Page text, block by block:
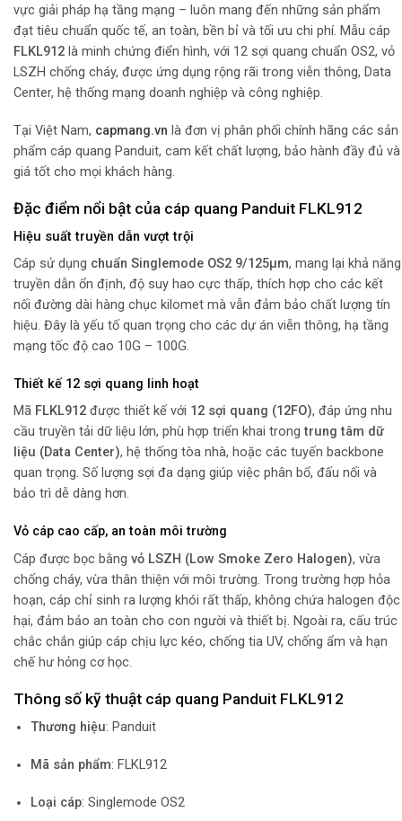
vực giải pháp hạ tầng mạng – luôn mang đến những sản phẩm
đạt tiêu chuẩn quốc tế, an toàn, bền bỉ và tối ưu chi phí. Mẫu cáp
FLKL912 là minh chứng điển hình, với 12 sợi quang chuẩn OS2, vỏ
LSZH chống cháy, được ứng dụng rộng rãi trong viễn thông, Data
Center, hệ thống mạng doanh nghiệp và công nghiệp.
Tại Việt Nam, capmang.vn là đơn vị phân phối chính hãng các sản
phẩm cáp quang Panduit, cam kết chất lượng, bảo hành đầy đủ và
giá tốt cho mọi khách hàng.
Đặc điểm nổi bật của cáp quang Panduit FLKL912
Hiệu suất truyền dẫn vượt trội
Cáp sử dụng chuẩn Singlemode OS2 9/125µm, mang lại khả năng
truyền dẫn ổn định, độ suy hao cực thấp, thích hợp cho các kết
nối đường dài hàng chục kilomet mà vẫn đảm bảo chất lượng tín
hiệu. Đây là yếu tố quan trọng cho các dự án viễn thông, hạ tầng
mạng tốc độ cao 10G – 100G.
Thiết kế 12 sợi quang linh hoạt
Mã FLKL912 được thiết kế với 12 sợi quang (12FO), đáp ứng nhu
cầu truyền tải dữ liệu lớn, phù hợp triển khai trongtrung tâm dữ
liệu (Data Center), hệ thống tòa nhà, hoặc các tuyến backbone
quan trọng. Số lượng sợi đa dạng giúp việc phân bổ, đấu nối và
bảo trì dễ dàng hơn.
Vỏ cáp cao cấp, an toàn môi trường
Cáp được bọc bằng vỏ LSZH (Low Smoke Zero Halogen), vừa
chống cháy, vừa thân thiện với môi trường. Trong trường hợp hỏa
hoạn, cáp chỉ sinh ra lượng khói rất thấp, không chứa halogen độc
hại, đảm bảo an toàn cho con người và thiết bị. Ngoài ra, cấu trúc
chắc chắn giúp cáp chịu lực kéo, chống tia UV, chống ẩm và hạn
chế hư hỏng cơ học.
Thông số kỹ thuật cáp quang Panduit FLKL912
Thương hiệu: Panduit
Mã sản phẩm: FLKL912
Loại cáp: Singlemode OS2